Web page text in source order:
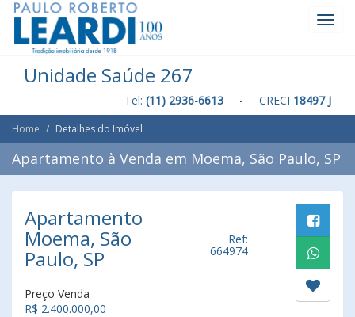
Unidade Saúde 267
Tel: (11) 2936-6613 - CRECI 18497 J
Home Detalhes do Imóvel
Apartamento à Venda em Moema, São Paulo, SP
Apartamento
Moema, São
Paulo, SP
Ref:
664974
Preço Venda
R$ 2.400.000,00